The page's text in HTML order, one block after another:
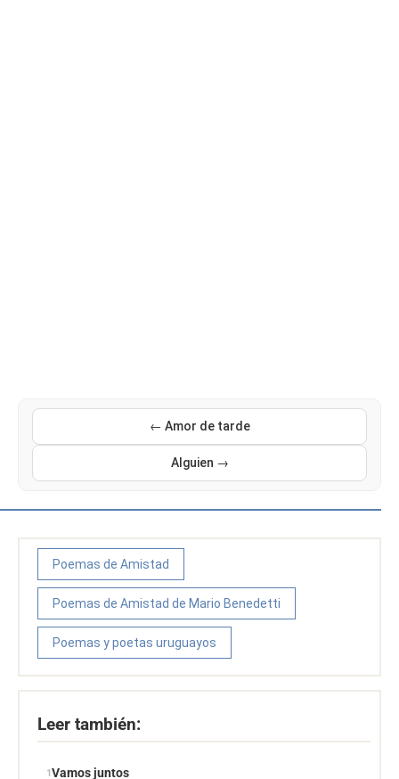
← Amor de tarde
Alguien →
Poemas de Amistad
Poemas de Amistad de Mario Benedetti
Poemas y poetas uruguayos
Leer también:
Vamos juntos